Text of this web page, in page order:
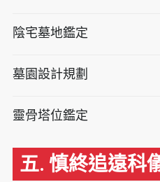
陰宅墓地鑑定
墓園設計規劃
靈骨塔位鑑定
五. 慎終追遠科